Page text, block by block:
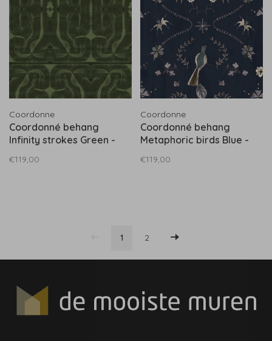
Coordonne
Coordonné behang
Infinity strokes Green -
€119,00
Coordonne
Coordonné behang
Metaphoric birds Blue -
€119,00
1 2